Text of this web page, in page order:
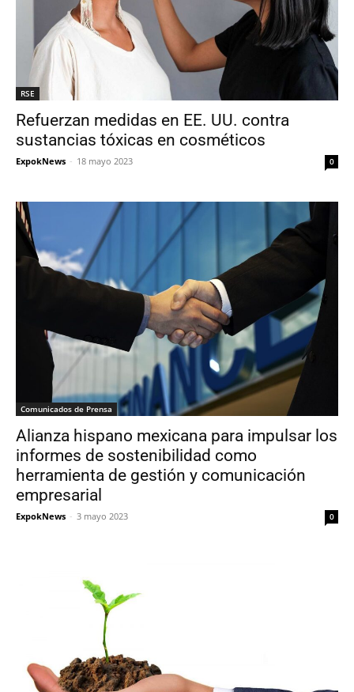
RSE
Refuerzan medidas en EE. UU. contra
sustancias tóxicas en cosméticos
ExpokNews - 18 mayo 2023 0
Comunicados de Prensa
Alianza hispano mexicana para impulsar los
informes de sostenibilidad como
herramienta de gestión y comunicación
empresarial
ExpokNews - 3 mayo 2023 0